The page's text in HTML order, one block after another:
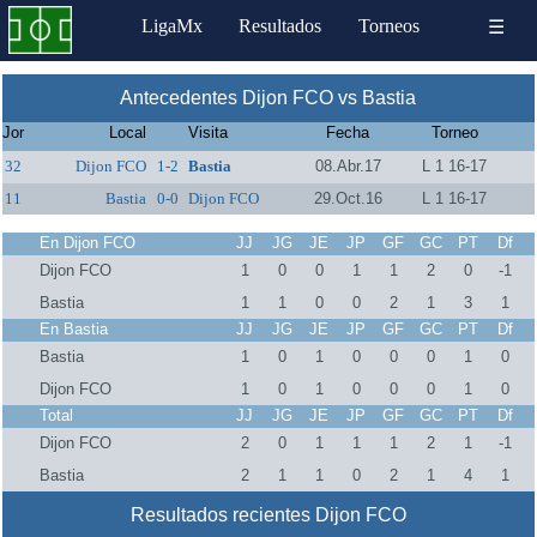
LigaMx Resultados Torneos ☰
Antecedentes Dijon FCO vs Bastia
Jor Local Visita Fecha
Torneo
32
Dijon FCO 1-2 Bastia 08.Abr.17
L 1 16-17
11
Bastia 0-0 Dijon FCO 29.Oct.16 L 1 16-17
En Dijon FCO JJ JG JE JP GF GC PT
Df
Dijon FCO
1 0 0 1 1 2 0
-1
Bastia
1 1 0 0 2 1 3
1
En Bastia
JJ JG JE JP GF GC PT
Df
Bastia
1 0 1 0 0 0 1
0
Dijon FCO
1 0 1 0 0 0 1
0
Total
JJ JG JE JP GF GC PT
Df
Dijon FCO
2 0 1 1 1 2 1
-1
Bastia
2 1 1 0 2 1 4 1
Resultados recientes Dijon FCO